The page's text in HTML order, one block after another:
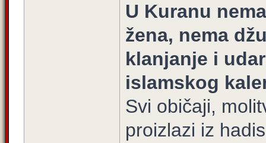
U Kuranu
žena, nema
klanjanje i
islamskog
Svi običaji,
proizlazi iz